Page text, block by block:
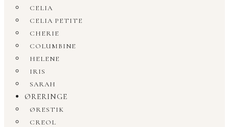
CELIA
CELIA PETITE
CHERIE
COLUMBINE
HELENE
IRIS
SARAH
ØRERINGE
ØRESTIK
CREOL